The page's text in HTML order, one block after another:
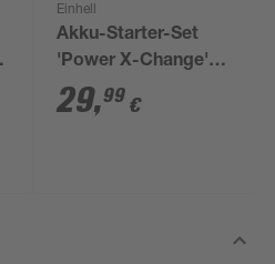
Einhell
Akku-Starter-Set
'Power X-Change'
Ladegerät und Akku
18 V 2,5 Ah
29,99 €